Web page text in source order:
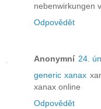
nebenwirkungen
Odpovědět
Anonymní 24.
generic xanax
xanax online
Odpovědět